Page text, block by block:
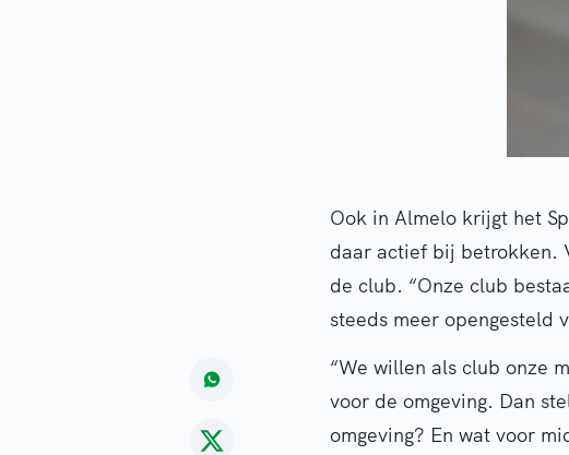
Ook in Almelo krijgt het
daar actief bij betrokken.
de club. “Onze club
steeds meer opengesteld
“We willen als club onze
voor de omgeving. Dan
omgeving? En wat voor